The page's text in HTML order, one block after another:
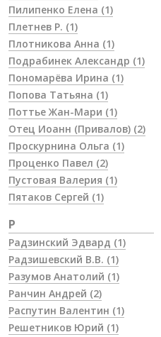
Пилипенко Елена (1)
Плетнев Р. (1)
Плотникова Анна (1)
Подрабинек Александр (1)
Пономарёва Ирина (1)
Попова Татьяна (1)
Поттье Жан-Мари (1)
Отец Иоанн (Привалов) (2)
Проскурнина Ольга (1)
Проценко Павел (2)
Пустовая Валерия (1)
Пятаков Сергей (1)
Р
Радзинский Эдвард (1)
Радзишевский В.В. (1)
Разумов Анатолий (1)
Ранчин Андрей (2)
Распутин Валентин (1)
Решетников Юрий (1)